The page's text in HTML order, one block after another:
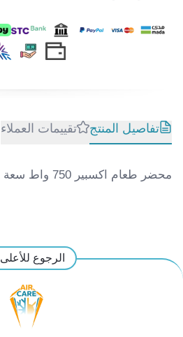
تفاصيل المنتج تقييمات العملاء
محضر طعام اكسبير 750 واط سعة 2 لتر ملحقات متعددة
الرجوع للأعلى